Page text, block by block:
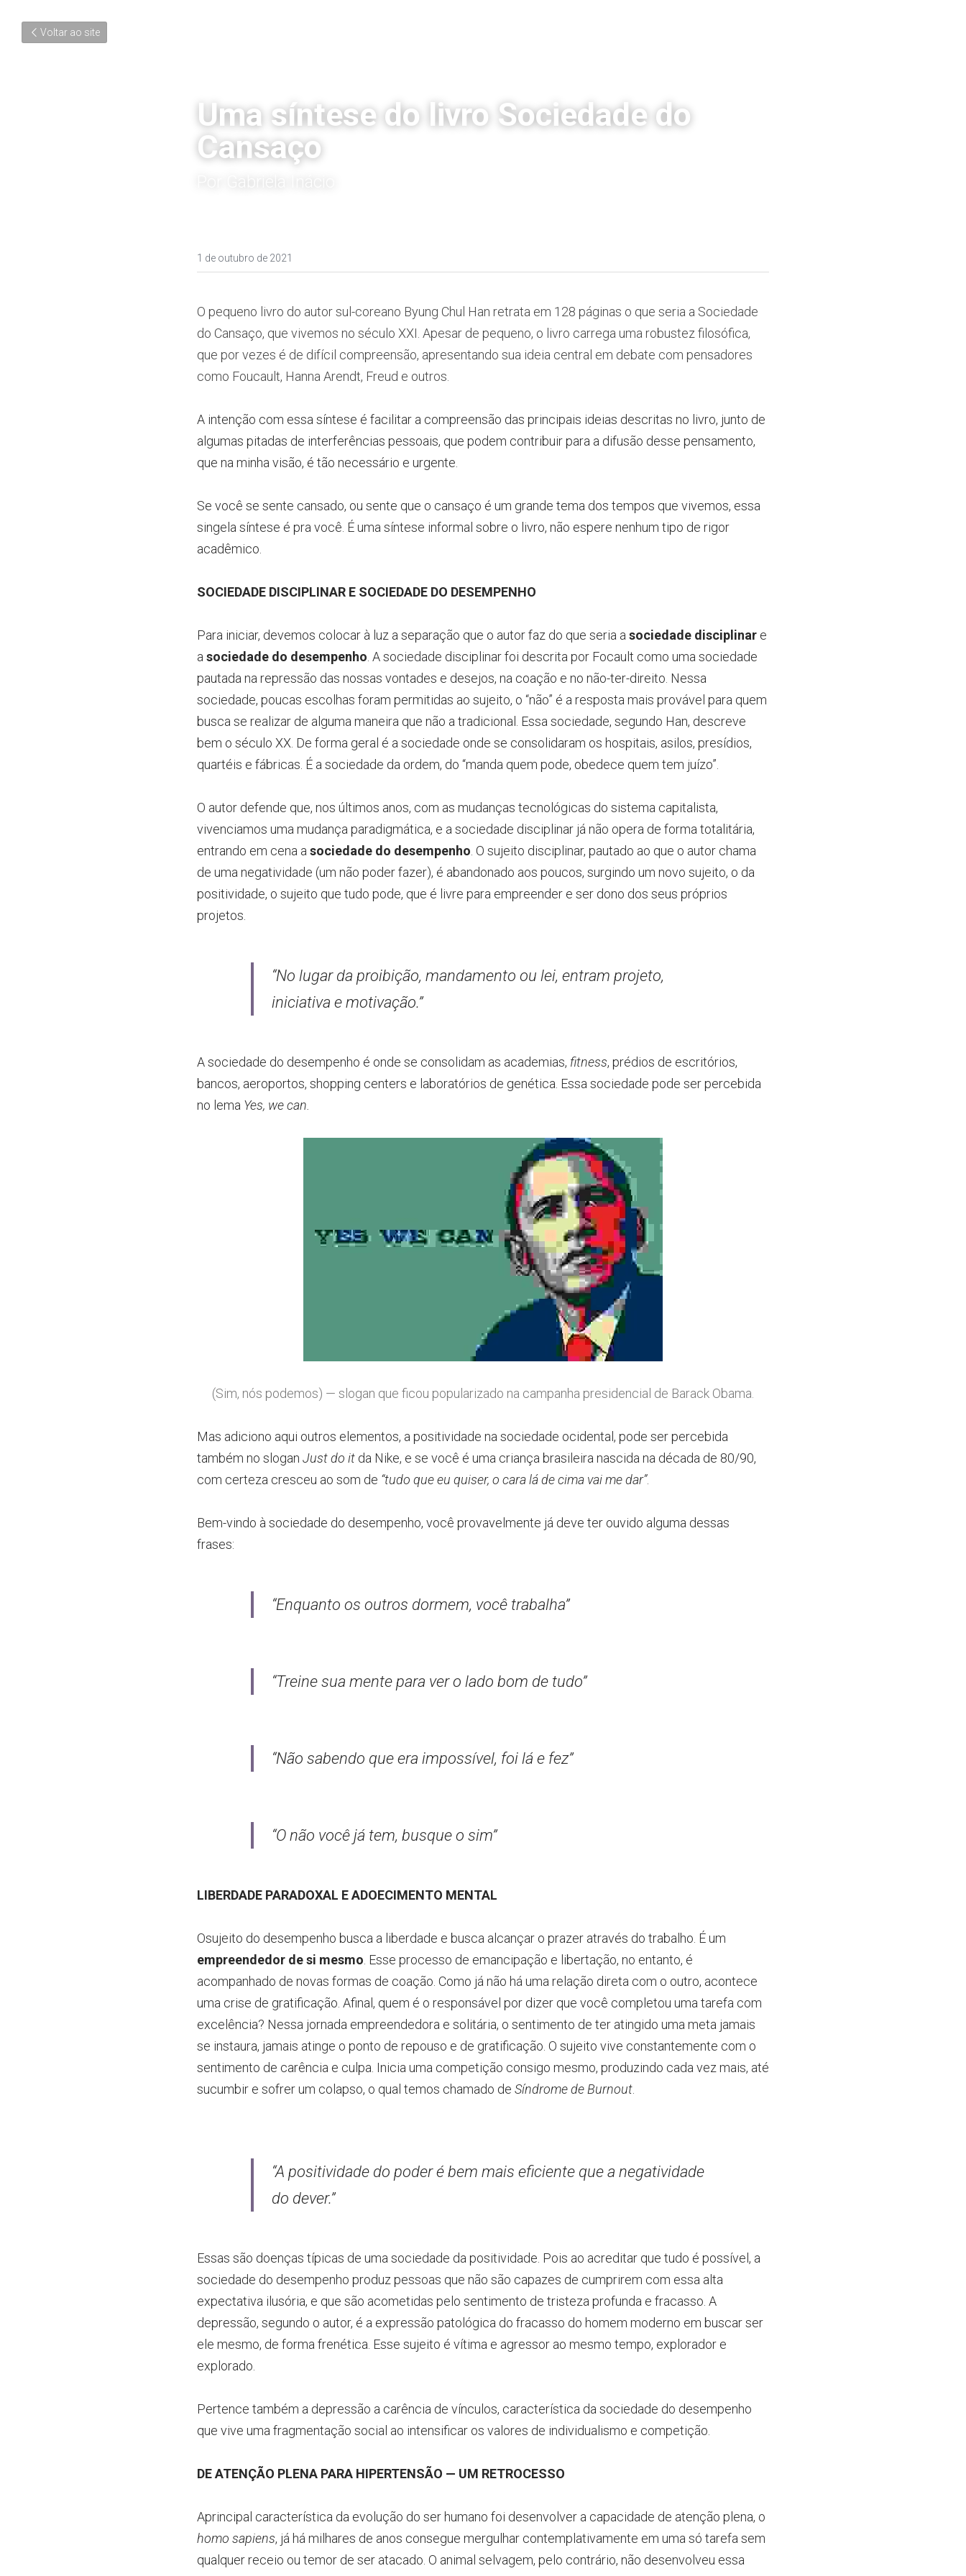
Voltar ao site
Uma síntese do livro Sociedade do
Cansaço
1 de outubro de 2021
O pequeno livro do autor sul-coreano Byung Chul Han retrata em 128 páginas o que seria a Sociedade
do Cansaço, que vivemos no século XXI. Apesar de pequeno, o livro carrega uma robustez filosófica,
que por vezes é de difícil compreensão, apresentando sua ideia central em debate com pensadores
como Foucault, Hanna Arendt, Freud e outros.
A intenção com essa síntese é facilitar a compreensão das principais ideias descritas no livro, junto de
algumas pitadas de interferências pessoais, que podem contribuir para a difusão desse pensamento,
que na minha visão, é tão necessário e urgente.
Se você se sente cansado, ou sente que o cansaço é um grande tema dos tempos que vivemos, essa
singela síntese é pra você. É uma síntese informal sobre o livro, não espere nenhum tipo de rigor
acadêmico.
SOCIEDADE DISCIPLINAR E SOCIEDADE DO DESEMPENHO
Para iniciar, devemos colocar à luz a separação que o autor faz do que seria a sociedade disciplinar e
a sociedade do desempenho . A sociedade disciplinar foi descrita por Focault como uma sociedade
pautada na repressão das nossas vontades e desejos, na coação e no não-ter-direito. Nessa
sociedade, poucas escolhas foram permitidas ao sujeito, o “não” é a resposta mais provável para quem
busca se realizar de alguma maneira que não a tradicional. Essa sociedade, segundo Han, descreve
bem o século XX. De forma geral é a sociedade onde se consolidaram os hospitais, asilos, presídios,
quartéis e fábricas. É a sociedade da ordem, do “manda quem pode, obedece quem tem juízo”.
O autor defende que, nos últimos anos, com as mudanças tecnológicas do sistema capitalista,
vivenciamos uma mudança paradigmática, e a sociedade disciplinar já não opera de forma totalitária,
entrando em cena a sociedade do desempenho . O sujeito disciplinar, pautado ao que o autor chama
de uma negatividade (um não poder fazer), é abandonado aos poucos, surgindo um novo sujeito, o da
positividade, o sujeito que tudo pode, que é livre para empreender e ser dono dos seus próprios
projetos.
“No lugar da proibição, mandamento ou lei, entram projeto,
iniciativa e motivação.”
A sociedade do desempenho é onde se consolidam as academias, fitness, prédios de escritórios,
bancos, aeroportos, shopping centers e laboratórios de genética. Essa sociedade pode ser percebida
no lema Yes, we can.
(Sim, nós podemos) — slogan que ficou popularizado na campanha presidencial de Barack Obama.
Mas adiciono aqui outros elementos, a positividade na sociedade ocidental, pode ser percebida
também no slogan Just do it da Nike, e se você é uma criança brasileira nascida na década de 80/90,
com certeza cresceu ao som de “tudo que eu quiser, o cara lá de cima vai me dar”.
Bem-vindo à sociedade do desempenho, você provavelmente já deve ter ouvido alguma dessas
frases:
“Enquanto os outros dormem, você trabalha”
“Treine sua mente para ver o lado bom de tudo”
“Não sabendo que era impossível, foi lá e fez”
“O não você já tem, busque o sim”
LIBERDADE PARADOXAL E ADOECIMENTO MENTAL
Osujeito do desempenho busca a liberdade e busca alcançar o prazer através do trabalho. É um
empreendedor de si mesmo . Esse processo de emancipação e libertação, no entanto, é
acompanhado de novas formas de coação. Como já não há uma relação direta com o outro, acontece
uma crise de gratificação. Afinal, quem é o responsável por dizer que você completou uma tarefa com
excelência? Nessa jornada empreendedora e solitária, o sentimento de ter atingido uma meta jamais
se instaura, jamais atinge o ponto de repouso e de gratificação. O sujeito vive constantemente com o
sentimento de carência e culpa. Inicia uma competição consigo mesmo, produzindo cada vez mais, até
sucumbir e sofrer um colapso, o qual temos chamado de Síndrome de Burnout
“A positividade do poder é bem mais eficiente que a negatividade
do dever.”
Essas são doenças típicas de uma sociedade da positividade. Pois ao acreditar que tudo é possível, a
sociedade do desempenho produz pessoas que não são capazes de cumprirem com essa alta
expectativa ilusória, e que são acometidas pelo sentimento de tristeza profunda e fracasso. A
depressão, segundo o autor, é a expressão patológica do fracasso do homem moderno em buscar ser
ele mesmo, de forma frenética. Esse sujeito é vítima e agressor ao mesmo tempo, explorador e
explorado.
Pertence também a depressão a carência de vínculos, característica da sociedade do desempenho
que vive uma fragmentação social ao intensificar os valores de individualismo e competição.
DE ATENÇÃO PLENA PARA HIPERTENSÃO — UM RETROCESSO
Aprincipal característica da evolução do ser humano foi desenvolver a capacidade de atenção plena, o
homo sapiens, já há milhares de anos consegue mergulhar contemplativamente em uma só tarefa sem
qualquer receio ou temor de ser atacado. O animal selvagem, pelo contrário, não desenvolveu essa